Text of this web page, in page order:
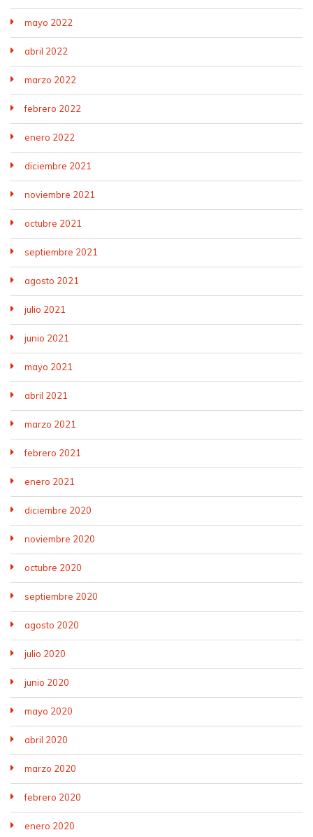
mayo 2022
abril 2022
marzo 2022
febrero 2022
enero 2022
diciembre 2021
noviembre 2021
octubre 2021
septiembre 2021
agosto 2021
julio 2021
junio 2021
mayo 2021
abril 2021
marzo 2021
febrero 2021
enero 2021
diciembre 2020
noviembre 2020
octubre 2020
septiembre 2020
agosto 2020
julio 2020
junio 2020
mayo 2020
abril 2020
marzo 2020
febrero 2020
enero 2020